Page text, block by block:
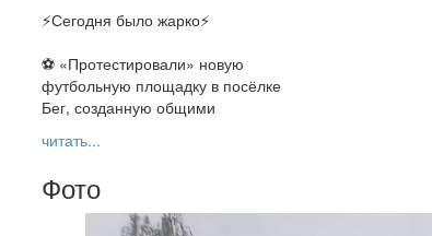
⚡️Сегодня было жарко⚡️
⚽ ️«Протестировали» новую
футбольную площадку в посёлке
Бег, созданную общими
читать...
Фото